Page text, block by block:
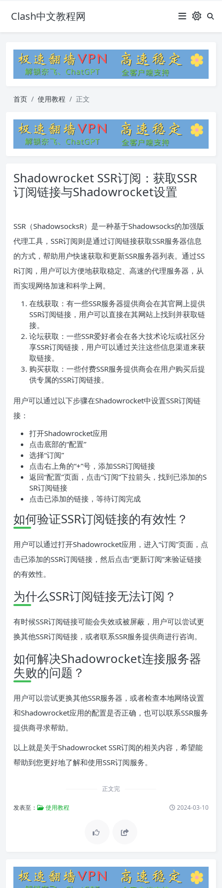
Clash中文教程网
首页 使用教程 正文
Shadowrocket SSR订阅：获取SSR
订阅链接与Shadowrocket设置
SSR（ShadowsocksR）是一种基于Shadowsocks的加强版
代理工具，SSR订阅则是通过订阅链接获取SSR服务器信息
的方式，帮助用户快速获取和更新SSR服务器列表。通过SS
R订阅，用户可以方便地获取稳定、高速的代理服务器，从
而实现网络加速和科学上网。
在线获取：有一些SSR服务器提供商会在其官网上提供
SSR订阅链接，用户可以直接在其网站上找到并获取链
接。
论坛获取：一些SSR爱好者会在各大技术论坛或社区分
享SSR订阅链接，用户可以通过关注这些信息渠道来获
取链接。
购买获取：一些付费SSR服务提供商会在用户购买后提
供专属的SSR订阅链接。
用户可以通过以下步骤在Shadowrocket中设置SSR订阅链
接：
打开Shadowrocket应用
点击底部的“配置”
选择“订阅”
点击右上角的“+”号，添加SSR订阅链接
返回“配置”页面，点击“订阅”下拉箭头，找到已添加的S
SR订阅链接
点击已添加的链接，等待订阅完成
如何验证SSR订阅链接的有效性？
用户可以通过打开Shadowrocket应用，进入“订阅”页面，点
击已添加的SSR订阅链接，然后点击“更新订阅”来验证链接
的有效性。
为什么SSR订阅链接无法订阅？
有时候SSR订阅链接可能会失效或被屏蔽，用户可以尝试更
换其他SSR订阅链接，或者联系SSR服务提供商进行咨询。
如何解决Shadowrocket连接服务器
失败的问题？
用户可以尝试更换其他SSR服务器，或者检查本地网络设置
和Shadowrocket应用的配置是否正确，也可以联系SSR服务
提供商寻求帮助。
以上就是关于Shadowrocket SSR订阅的相关内容，希望能
帮助到您更好地了解和使用SSR订阅服务。
正文完
发表至： 使用教程 2024-03-10